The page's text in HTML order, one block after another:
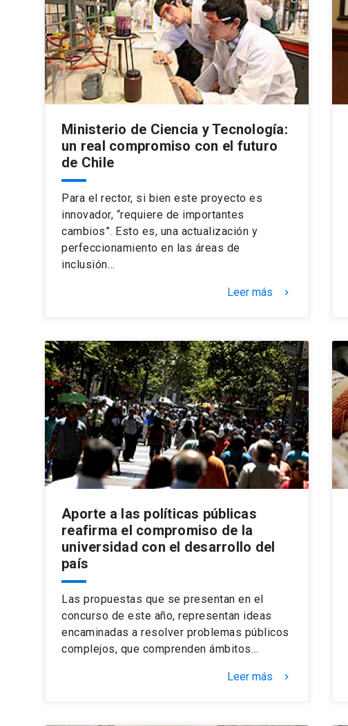
Ministerio de Ciencia y Tecnología:
un real compromiso con el futuro
de Chile
Para el rector, si bien este proyecto es
innovador, “requiere de importantes
cambios”. Esto es, una actualización y
perfeccionamiento en las áreas de
inclusión…
Leer más keyboard_arrow_right
Aporte a las políticas públicas
reafirma el compromiso de la
universidad con el desarrollo del
país
Las propuestas que se presentan en el
concurso de este año, representan ideas
encaminadas a resolver problemas públicos
complejos, que comprenden ámbitos…
Leer más keyboard_arrow_right